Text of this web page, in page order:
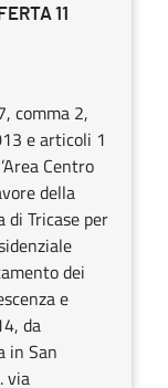
11
comma 2,
e articoli 1
Centro
della
di Tricase per
dei
e
da
in San
via